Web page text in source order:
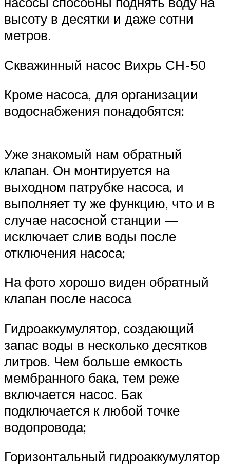
высоту в десятки и даже сотни
метров.
Скважинный насос Вихрь СН-50
Кроме насоса, для организации
водоснабжения понадобятся:
Уже знакомый нам обратный
клапан. Он монтируется на
выходном патрубке насоса, и
выполняет ту же функцию, что и в
случае насосной станции —
исключает слив воды после
отключения насоса;
На фото хорошо виден обратный
клапан после насоса
Гидроаккумулятор, создающий
запас воды в несколько десятков
литров. Чем больше емкость
мембранного бака, тем реже
включается насос. Бак
подключается к любой точке
водопровода;
Горизонтальный гидроаккумулятор